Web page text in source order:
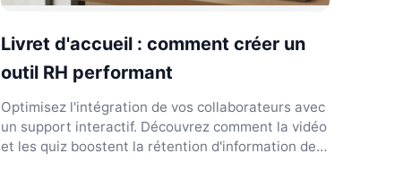
Livret d'accueil : comment créer un
outil RH performant
Optimisez l'intégration de vos collaborateurs avec
un support interactif. Découvrez comment la vidéo
et les quiz boostent la rétention d'information de